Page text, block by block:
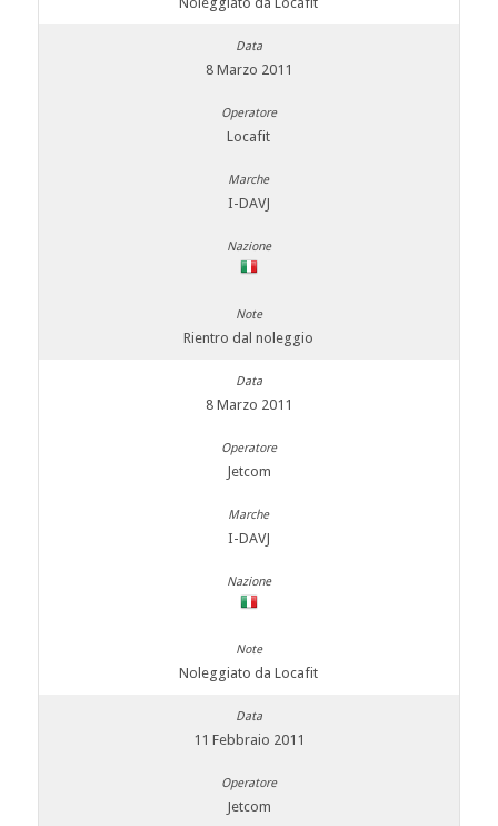
8 Marzo 2011
Locafit
I-DAVJ
Rientro dal noleggio
8 Marzo 2011
Jetcom
I-DAVJ
Noleggiato da Locafit
11 Febbraio 2011
Jetcom